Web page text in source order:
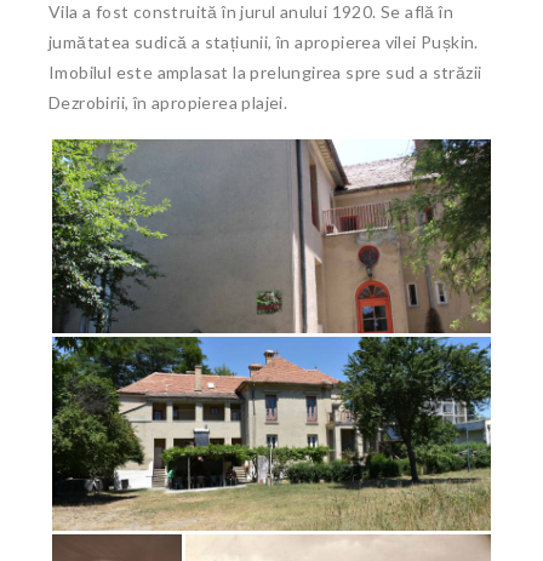
Vila a fost construită în jurul anului 1920. Se află în
jumătatea sudică a stațiunii, în apropierea vilei Pușkin.
Imobilul este amplasat la prelungirea spre sud a străzii
Dezrobirii, în apropierea plajei.